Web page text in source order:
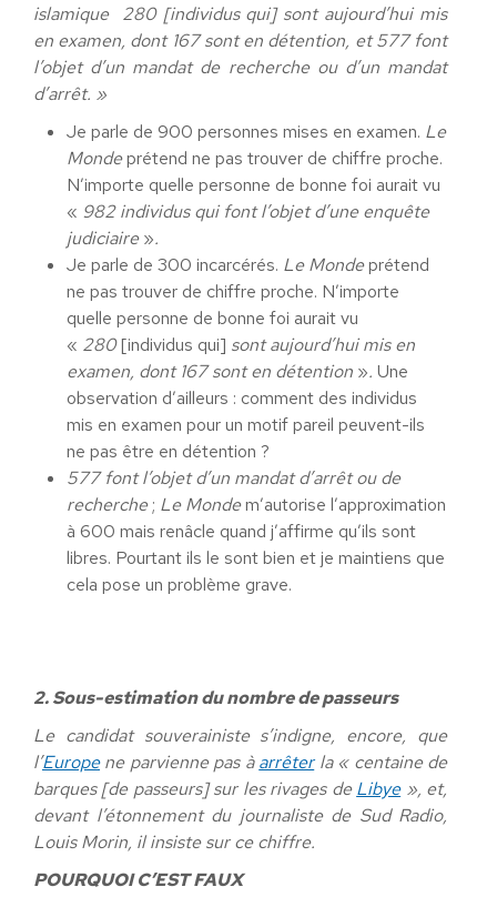
islamique 280 [individus qui] sont aujourd’hui mis
en examen, dont 167 sont en détention, et 577 font
l’objet d’un mandat de recherche ou d’un mandat
d’arrêt. »
Je parle de 900 personnes mises en examen. Le
Mondeprétend ne pas trouver de chiffre proche.
N’importe quelle personne de bonne foi aurait vu
« 982 individus qui font l’objet d’une enquête
judiciaire».
Je parle de 300 incarcérés. Le Mondeprétend
ne pas trouver de chiffre proche. N’importe
quelle personne de bonne foi aurait vu
« 280[individus qui] sont aujourd’hui mis en
examen, dont 167 sont en détention ». Une
observation d’ailleurs : comment des individus
mis en examen pour un motif pareil peuvent-ils
ne pas être en détention ?
577 font l’objet d’un mandat d’arrêt ou de
recherche; Le Mondem’autorise l’approximation
à 600 mais renâcle quand j’affirme qu’ils sont
libres. Pourtant ils le sont bien et je maintiens que
cela pose un problème grave.
2. Sous-estimation du nombre de passeurs
Le candidat souverainiste s’indigne, encore, que
l’Europene parvienne pas àarrêterla « centaine de
barques [de passeurs] sur les rivages deLibye», et,
devant l’étonnement du journaliste de Sud Radio,
Louis Morin, il insiste sur ce chiffre.
POURQUOI C’EST FAUX